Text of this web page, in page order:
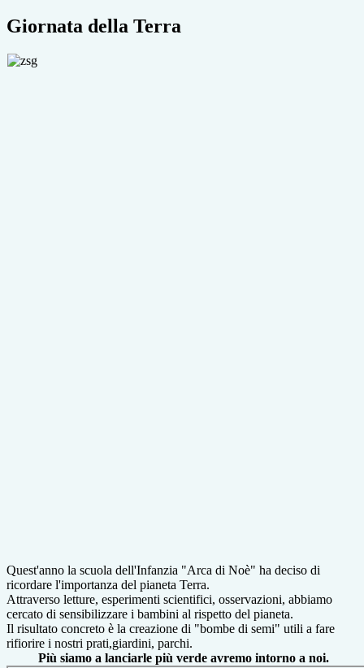
Giornata della Terra
Quest'anno la scuola dell'Infanzia "Arca di Noè" ha deciso di
ricordare l'importanza del pianeta Terra.
Attraverso letture, esperimenti scientifici, osservazioni, abbiamo
cercato di sensibilizzare i bambini al rispetto del pianeta.
Il risultato concreto è la creazione di "bombe di semi" utili a fare
rifiorire i nostri prati,giardini, parchi.
Più siamo a lanciarle più verde avremo intorno a noi.